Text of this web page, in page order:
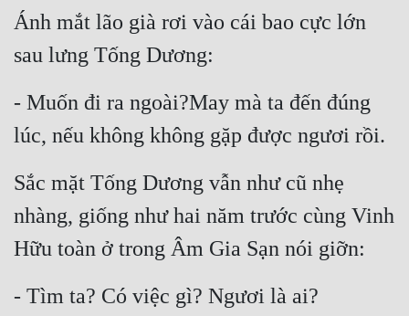
Cung Đấu
Cổ Tiên Hiệp
Dị Năng
Ánh mắt lão già rơi vào cái bao cực lớn
sau lưng Tống Dương:
- Muốn đi ra ngoài?May mà ta đến đúng
lúc, nếu không không gặp được ngươi rồi.
Sắc mặt Tống Dương vẫn như cũ nhẹ
nhàng, giống như hai năm trước cùng Vinh
Hữu toàn ở trong Âm Gia Sạn nói giỡn:
- Tìm ta? Có việc gì? Ngươi là ai?